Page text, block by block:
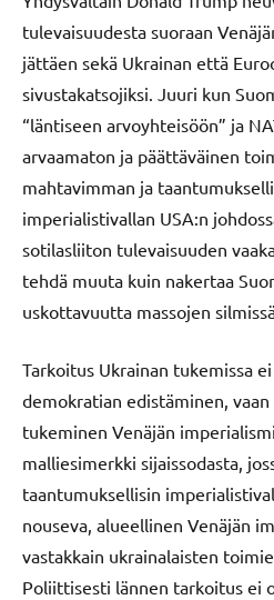
tulevaisuudesta suoraan
jättäen sekä Ukrainan että
sivustakatsojiksi. Juuri kun
“läntiseen arvoyhteisöön” ja
arvaamaton ja päättäväinen
mahtavimman ja
imperialistivallan USA:n
sotilasliiton tulevaisuuden
tehdä muuta kuin nakertaa
uskottavuutta massojen
Tarkoitus Ukrainan tukemissa
demokratian edistäminen,
tukeminen Venäjän
malliesimerkki sijaissodasta,
taantumuksellisin
nouseva, alueellinen Venäjän
vastakkain ukrainalaisten
Poliittisesti lännen tarkoitus ei